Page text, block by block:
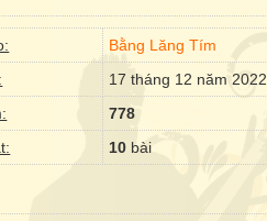
Bằng Lăng Tím
17 tháng 12 năm 2022
778
10 bài